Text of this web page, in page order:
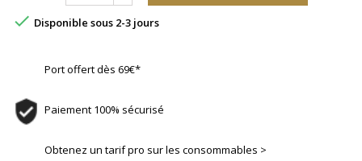
 Disponible sous 2-3 jours
Port offert dès 69€*
Paiement 100% sécurisé
Obtenez un tarif pro sur les consommables >